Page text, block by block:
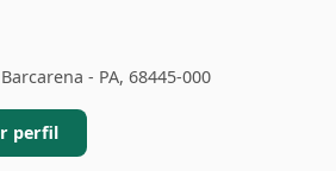
- PA, 68445-000
perfil